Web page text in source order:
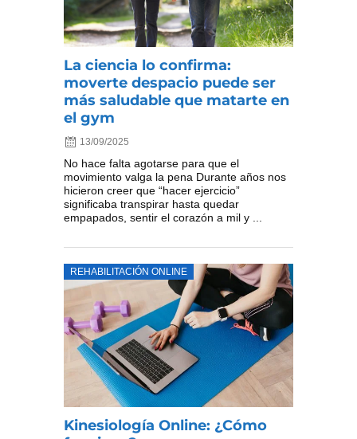
La ciencia lo confirma:
moverte despacio puede ser
más saludable que matarte en
el gym
13/09/2025
No hace falta agotarse para que el
movimiento valga la pena Durante años nos
hicieron creer que “hacer ejercicio”
significaba transpirar hasta quedar
empapados, sentir el corazón a mil y ...
REHABILITACIÓN ONLINE
Kinesiología Online: ¿Cómo